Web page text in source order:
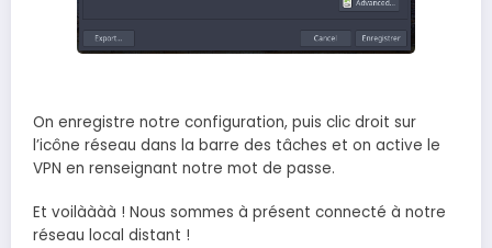
On enregistre notre configuration, puis clic droit sur
l’icône réseau dans la barre des tâches et on active le
VPN en renseignant notre mot de passe.
Et voilàààà ! Nous sommes à présent connecté à notre
réseau local distant !